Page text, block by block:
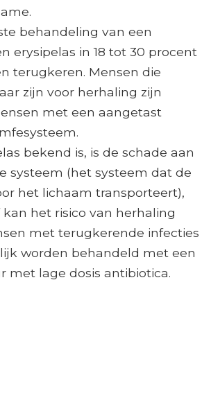
behandeling van een
erysipelas in 18 tot 30 procent
terugkeren. Mensen die
zijn voor herhaling zijn
met een aangetast
bekend is, is de schade aan
systeem (het systeem dat de
het lichaam transporteert),
het risico van herhaling
met terugkerende infecties
worden behandeld met een
met lage dosis antibiotica.